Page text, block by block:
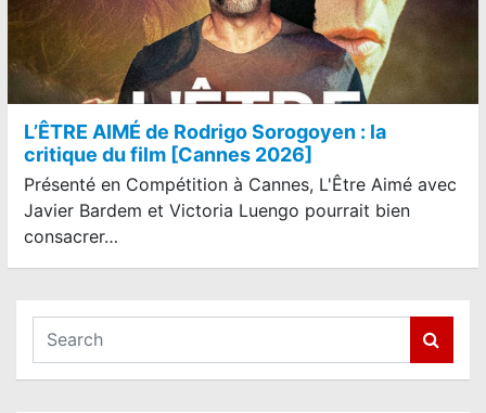
L’ÊTRE AIMÉ de Rodrigo Sorogoyen : la
critique du film [Cannes 2026]
Présenté en Compétition à Cannes, L'Être Aimé avec
Javier Bardem et Victoria Luengo pourrait bien
consacrer…
a